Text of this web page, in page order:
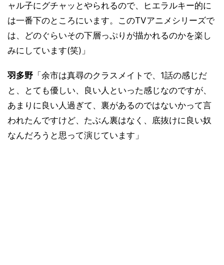
ャル子にグチャッとやられるので、ヒエラルキー的に
は一番下のところにいます。このTVアニメシリーズで
は、どのぐらいその下層っぷりが描かれるのかを楽し
みにしています(笑)」
羽多野 「余市は真尋のクラスメイトで、1話の感じだ
と、とても優しい、良い人といった感じなのですが、
あまりに良い人過ぎて、裏があるのではないかって言
われたんですけど、たぶん裏はなく、底抜けに良い奴
なんだろうと思って演じています」